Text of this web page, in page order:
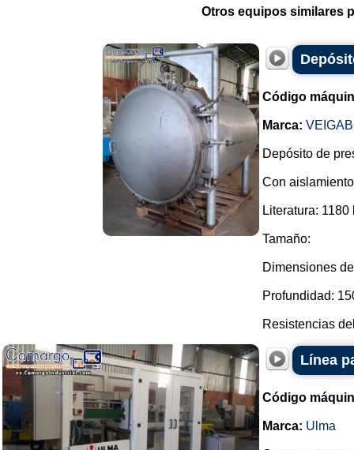
Otros equipos similares
Código
Marca:
Depósito de
Con
Literatura: 1180
Tamaño:
Dimensiones
Profundidad:
Resistencias
Línea
Código
Marca: Ulma